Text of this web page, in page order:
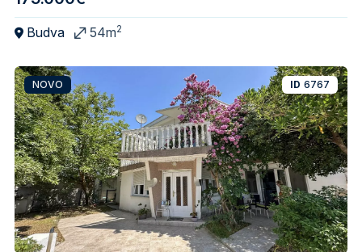
Budva 54m2
NOVO ID 6767